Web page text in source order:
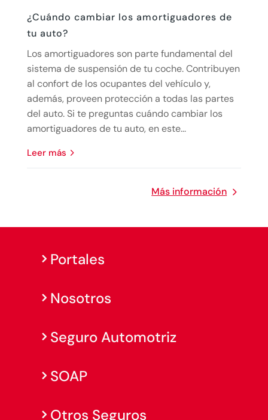
¿Cuándo cambiar los amortiguadores de
tu auto?
Los amortiguadores son parte fundamental del
sistema de suspensión de tu coche. Contribuyen
al confort de los ocupantes del vehículo y,
además, proveen protección a todas las partes
del auto. Si te preguntas cuándo cambiar los
amortiguadores de tu auto, en este...
leer más
Más información
Portales
Nosotros
Seguro Automotriz
SOAP
Otros Seguros